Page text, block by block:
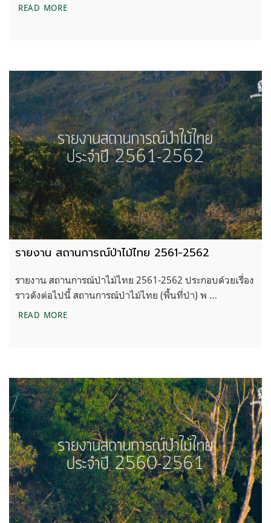
READ MOREรายงานสถานการณ์ป่าไม้ไทย ประจำปี 2562 – 2563
รายงาน สถานการณ์ป่าไม้ไทย 2561-2562
รายงาน สถานการณ์ป่าไม้ไทย 2561-2562 ประกอบด้วยเรื่อง
ราวดังต่อไปนี้ สถานการณ์ป่าไม้ไทย (พื้นที่ป่า) พ …
READ MOREรายงาน สถานการณ์ป่าไม้ไทย 2561-2562